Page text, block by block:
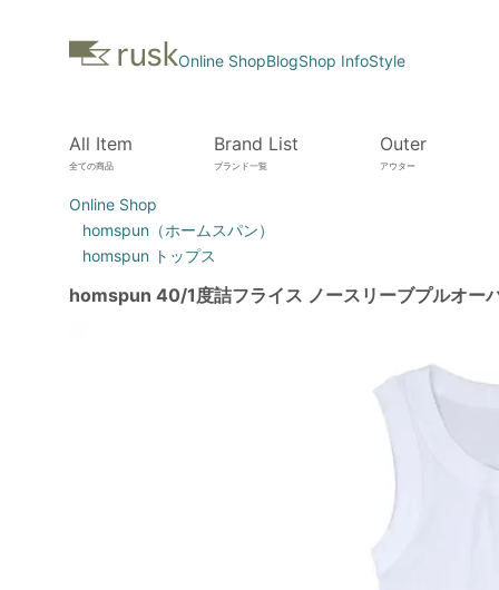
Online ShopBlogShop InfoStyle
All Item
全ての商品
Brand List
ブランド一覧
Outer
アウター
Online Shop
homspun（ホームスパン）
homspun トップス
homspun 40/1度詰フライス ノースリーブプルオー